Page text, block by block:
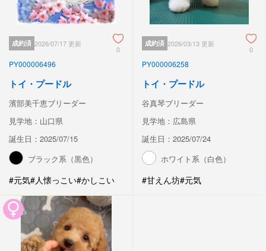
成約済 2026/07/17 更新
0
PY000006496
トイ・プードル
濱部美千恵ブリーダー
見学地：山口県
誕生日：2025/07/15
ブラック系（黒色）
#元気#人懐っこい#かしこい
成約済 2026/03/13 更新
0
PY000006258
トイ・プードル
谷真琴ブリーダー
見学地：広島県
誕生日：2025/07/24
ホワイト系（白色）
#甘えん坊#元気